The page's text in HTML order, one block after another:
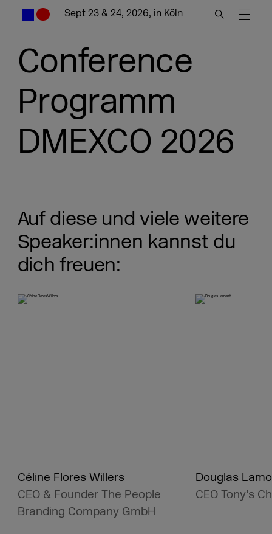
Sept 23 & 24, 2026, in Köln
Conference
Programm
DMEXCO 2026
Auf diese und viele weitere
Speaker:innen kannst du
dich freuen:
Céline Flores Willers
CEO & Founder The People
Branding Company GmbH
Douglas
CEO Tony’s